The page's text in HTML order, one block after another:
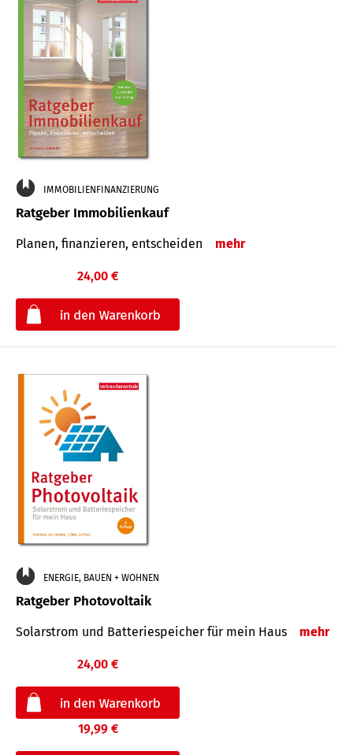
IMMOBILIENFINANZIERUNG
Ratgeber Immobilienkauf
Planen, finanzieren, entscheiden mehr
24,00 €
ENERGIE, BAUEN + WOHNEN
Ratgeber Photovoltaik
Solarstrom und Batteriespeicher für mein Haus mehr
24,00 €
19,99 €